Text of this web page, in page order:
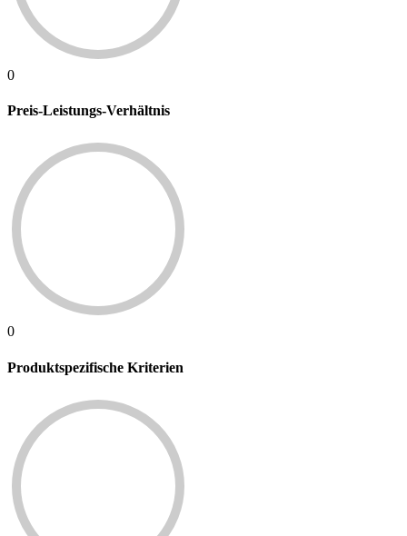
0
Preis-Leistungs-Verhältnis
0
Produktspezifische Kriterien